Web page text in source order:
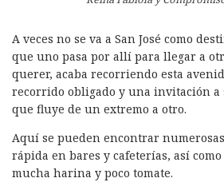
A veces no se va a San José como
que uno pasa por allí para llegar a
querer, acaba recorriendo esta
recorrido obligado y una invitación a
que fluye de un extremo a otro.
Aquí se pueden encontrar
rápida en bares y cafeterías, así
mucha harina y poco tomate.